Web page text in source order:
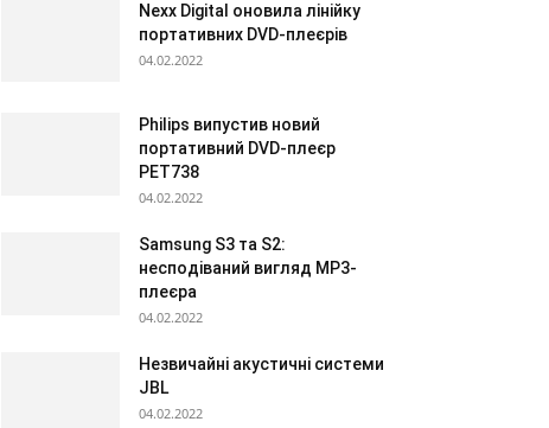
Nexx Digital оновила лінійку
портативних DVD-плеєрів
04.02.2022
Philips випустив новий
портативний DVD-плеєр
PET738
04.02.2022
Samsung S3 та S2:
несподіваний вигляд МР3-
плеєра
04.02.2022
Незвичайні акустичні системи
JBL
04.02.2022